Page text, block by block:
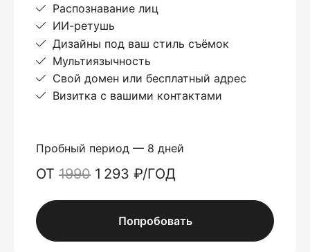
Распознавание лиц
ИИ-ретушь
Дизайны под ваш стиль съёмок
Мультиязычность
Свой домен или бесплатный адрес
Визитка с вашими контактами
Пробный период — 8 дней
ОТ 1990 1 293 ₽/ГОД
Попробовать